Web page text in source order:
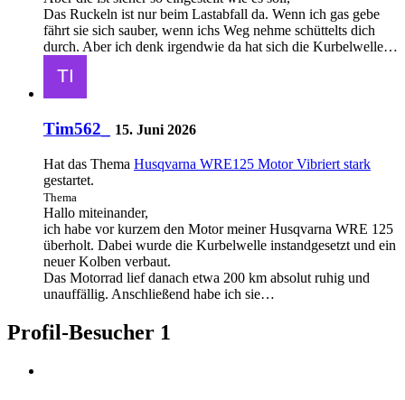
Das Ruckeln ist nur beim Lastabfall da. Wenn ich gas gebe
fährt sie sich sauber, wenn ichs Weg nehme schüttelts dich
durch. Aber ich denk irgendwie da hat sich die Kurbelwelle…
Tim562_ 15. Juni 2026
Hat das Thema Husqvarna WRE125 Motor Vibriert stark
gestartet.
Thema
Hallo miteinander,
ich habe vor kurzem den Motor meiner Husqvarna WRE 125
überholt. Dabei wurde die Kurbelwelle instandgesetzt und ein
neuer Kolben verbaut.
Das Motorrad lief danach etwa 200 km absolut ruhig und
unauffällig. Anschließend habe ich sie…
Profil-Besucher 1